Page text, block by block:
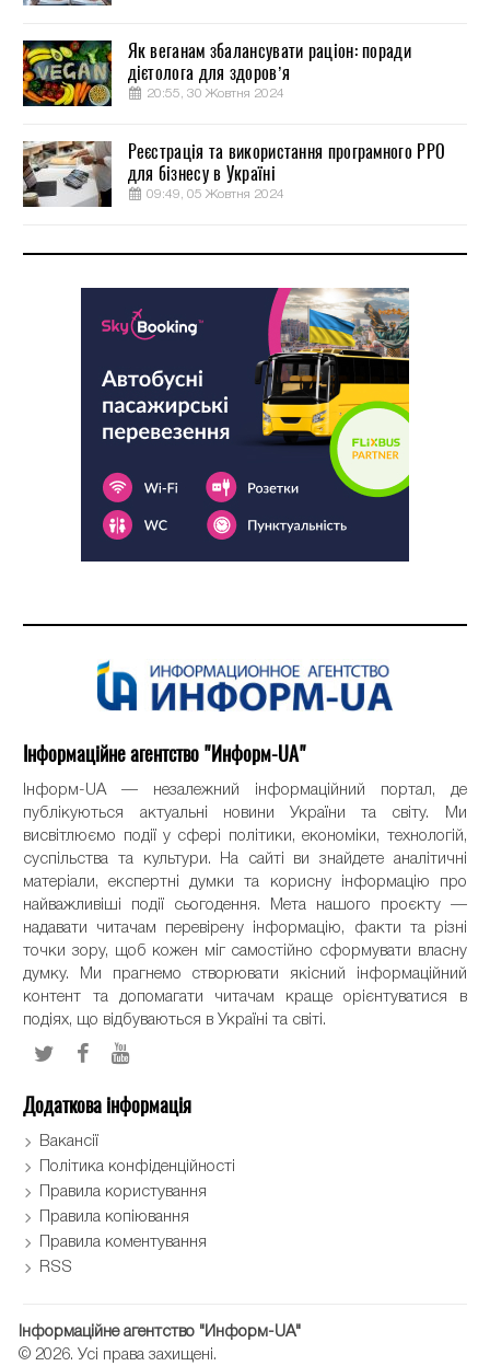
Як веганам збалансувати раціон: поради
дієтолога для здоров’я
20:55, 30 Жовтня 2024
Реєстрація та використання програмного РРО
для бізнесу в Україні
09:49, 05 Жовтня 2024
Інформаційне агентство "Информ-UA"
Інформ-UA — незалежний інформаційний портал, де
публікуються актуальні новини України та світу. Ми
висвітлюємо події у сфері політики, економіки, технологій,
суспільства та культури. На сайті ви знайдете аналітичні
матеріали, експертні думки та корисну інформацію про
найважливіші події сьогодення. Мета нашого проєкту —
надавати читачам перевірену інформацію, факти та різні
точки зору, щоб кожен міг самостійно сформувати власну
думку. Ми прагнемо створювати якісний інформаційний
контент та допомагати читачам краще орієнтуватися в
подіях, що відбуваються в Україні та світі.
Додаткова інформація
Вакансії
Політика конфіденційності
Правила користування
Правила копіювання
Правила коментування
RSS
Інформаційне агентство "Информ-UA"
© 2026. Усі права захищені.